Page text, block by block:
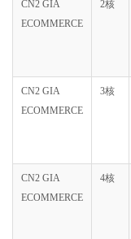
CN2 GIA
ECOMMERCE
2核
CN2 GIA
ECOMMERCE
3核
CN2 GIA
ECOMMERCE
4核